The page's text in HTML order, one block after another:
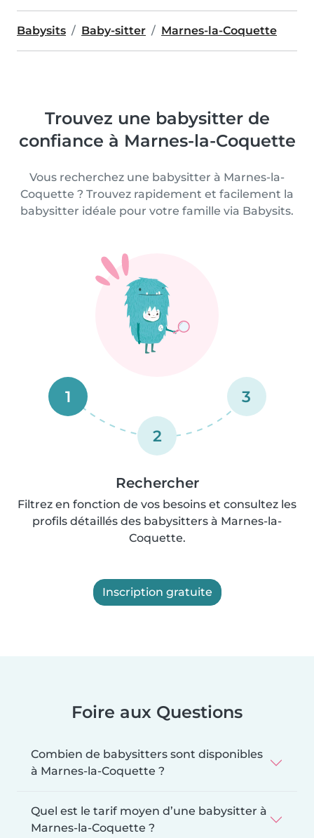
Babysits Baby-sitter Marnes-la-Coquette
Trouvez une babysitter de
confiance à Marnes-la-Coquette
Vous recherchez une babysitter à Marnes-la-
Coquette ? Trouvez rapidement et facilement la
babysitter idéale pour votre famille via Babysits.
1
2
3
Rechercher
Filtrez en fonction de vos besoins et consultez les
profils détaillés des babysitters à Marnes-la-
Coquette.
Inscription gratuite
Foire aux Questions
Combien de babysitters sont disponibles
à Marnes-la-Coquette ?
Quel est le tarif moyen d’une babysitter à
Marnes-la-Coquette ?